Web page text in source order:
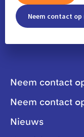
Neem contact
Neem contact
Neem contact
Nieuws